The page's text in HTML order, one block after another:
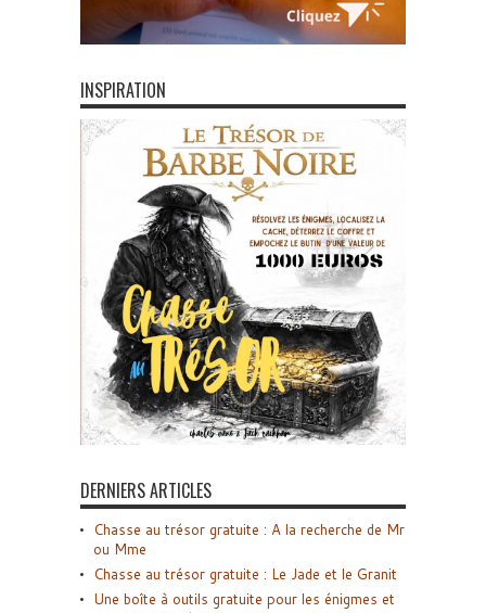
INSPIRATION
DERNIERS ARTICLES
Chasse au trésor gratuite : A la recherche de Mr
ou Mme
Chasse au trésor gratuite : Le Jade et le Granit
Une boîte à outils gratuite pour les énigmes et